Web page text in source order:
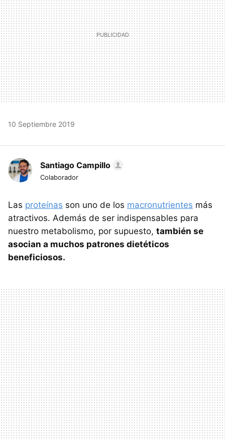
10 Septiembre 2019
Santiago Campillo
Colaborador
Las proteínas son uno de los macronutrientes más
atractivos. Además de ser indispensables para
nuestro metabolismo, por supuesto, también se
asocian a muchos patrones dietéticos
beneficiosos.